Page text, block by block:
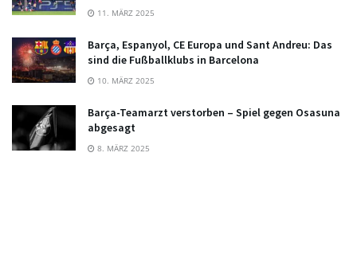
11. MÄRZ 2025
Barça, Espanyol, CE Europa und Sant Andreu: Das
sind die Fußballklubs in Barcelona
10. MÄRZ 2025
Barça-Teamarzt verstorben – Spiel gegen Osasuna
abgesagt
8. MÄRZ 2025